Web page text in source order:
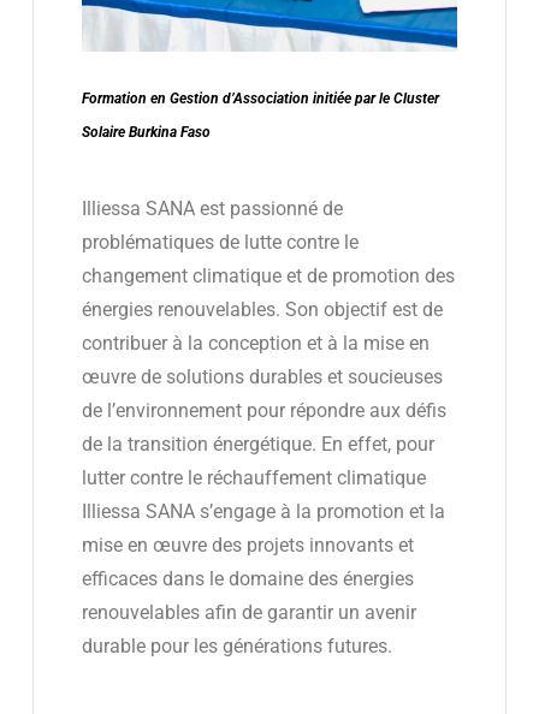
Formation en Gestion d’Association initiée par le Cluster
Solaire Burkina Faso
Illiessa SANA est passionné de
problématiques de lutte contre le
changement climatique et de promotion des
énergies renouvelables. Son objectif est de
contribuer à la conception et à la mise en
œuvre de solutions durables et soucieuses
de l’environnement pour répondre aux défis
de la transition énergétique. En effet, pour
lutter contre le réchauffement climatique
Illiessa SANA s’engage à la promotion et la
mise en œuvre des projets innovants et
efficaces dans le domaine des énergies
renouvelables afin de garantir un avenir
durable pour les générations futures.